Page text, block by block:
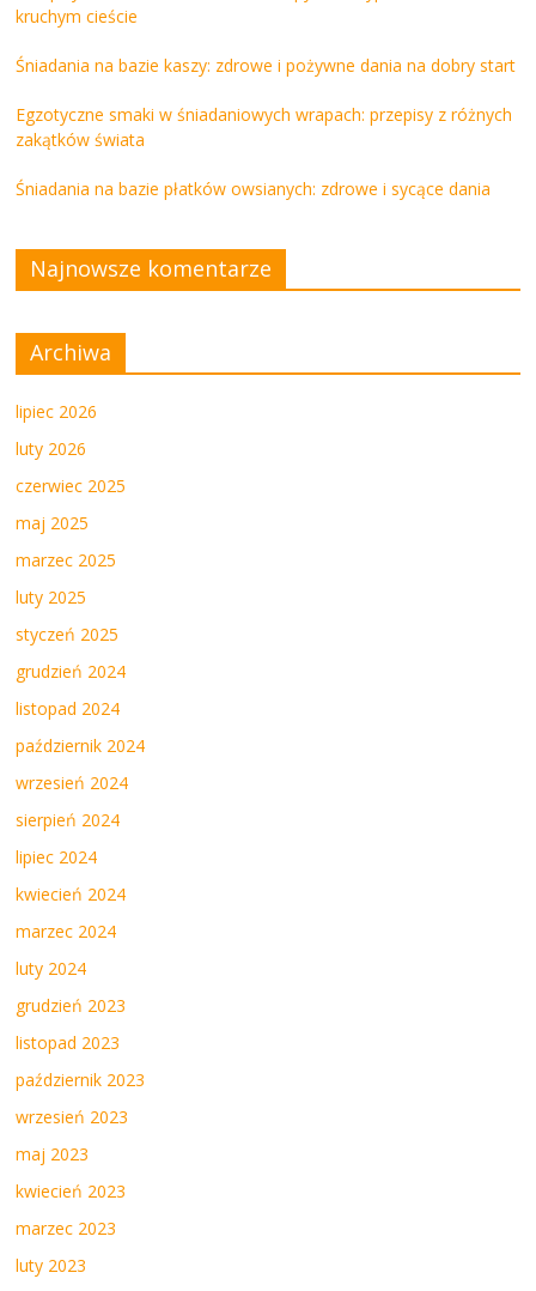
kruchym cieście
Śniadania na bazie kaszy: zdrowe i pożywne dania na dobry start
Egzotyczne smaki w śniadaniowych wrapach: przepisy z różnych
zakątków świata
Śniadania na bazie płatków owsianych: zdrowe i sycące dania
Najnowsze komentarze
Archiwa
lipiec 2026
luty 2026
czerwiec 2025
maj 2025
marzec 2025
luty 2025
styczeń 2025
grudzień 2024
listopad 2024
październik 2024
wrzesień 2024
sierpień 2024
lipiec 2024
kwiecień 2024
marzec 2024
luty 2024
grudzień 2023
listopad 2023
październik 2023
wrzesień 2023
maj 2023
kwiecień 2023
marzec 2023
luty 2023